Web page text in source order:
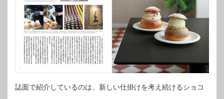
誌面で紹介しているのは、新しい仕掛けを考え続けるショコ